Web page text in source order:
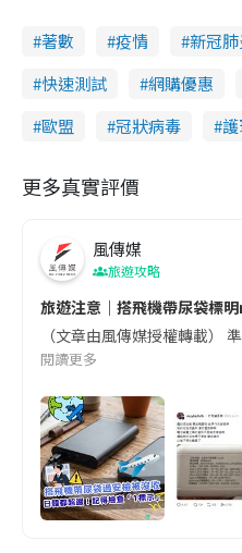
著數 疫情 新冠肺
快速測試
網購優惠
歐盟
冠狀病毒
更多真實評價
風傳媒
旅遊攻略
旅遊注意｜搭飛機帶尿袋標
（文章由風傳媒授權轉載
閱讀更多